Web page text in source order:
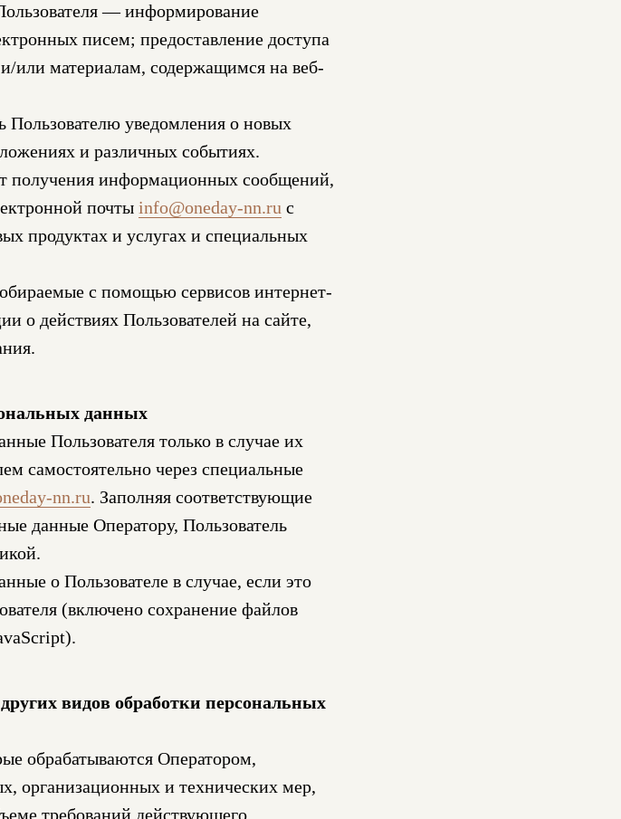
— информирование
писем; предоставление доступа
или материалам, содержащимся на веб-
Пользователю уведомления о новых
и различных событиях.
получения информационных сообщений,
почты info@oneday-nn.ru с
продуктах и услугах и специальных
с помощью сервисов интернет-
о действиях Пользователей на сайте,
данных
Пользователя только в случае их
самостоятельно через специальные
nn.ru. Заполняя соответствующие
данные Оператору, Пользователь
о Пользователе в случае, если это
(включено сохранение файлов
видов обработки персональных
обрабатываются Оператором,
организационных и технических мер,
требований действующего